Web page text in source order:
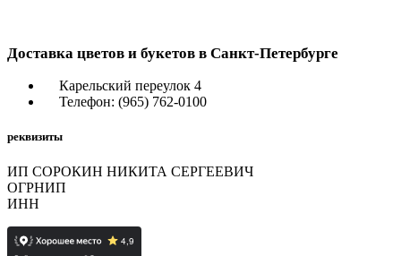
Доставка цветов и букетов в Санкт-Петербурге
Карельский переулок 4
Телефон: (965) 762-0100
реквизиты
ИП СОРОКИН НИКИТА СЕРГЕЕВИЧ
ОГРНИП
ИНН